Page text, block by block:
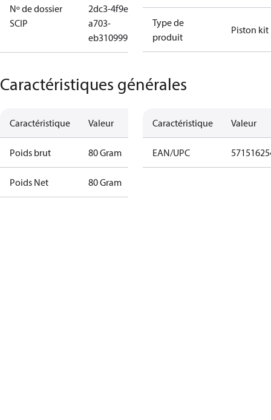
Nº de dossier
SCIP
2dc3-4f9e-
a703-
eb310999b508
Type de
produit
Piston kit
Caractéristiques générales
Caractéristique Valeur
Poids brut 80 Gram
Poids Net 80 Gram
Caractéristique Valeur
EAN/UPC